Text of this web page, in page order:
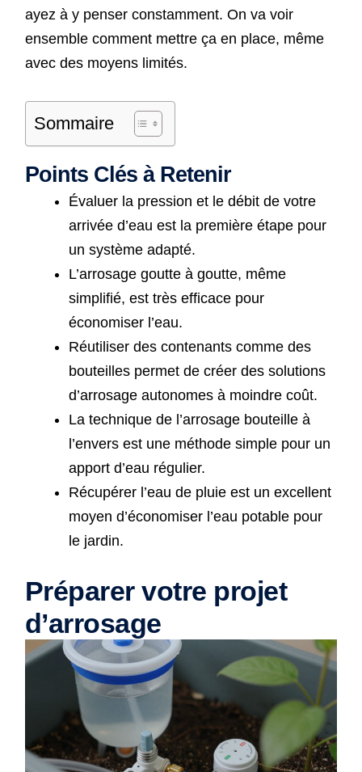
ayez à y penser constamment. On va voir
ensemble comment mettre ça en place, même
avec des moyens limités.
Sommaire
Points Clés à Retenir
Évaluer la pression et le débit de votre
arrivée d’eau est la première étape pour
un système adapté.
L’arrosage goutte à goutte, même
simplifié, est très efficace pour
économiser l’eau.
Réutiliser des contenants comme des
bouteilles permet de créer des solutions
d’arrosage autonomes à moindre coût.
La technique de l’arrosage bouteille à
l’envers est une méthode simple pour un
apport d’eau régulier.
Récupérer l’eau de pluie est un excellent
moyen d’économiser l’eau potable pour
le jardin.
Préparer votre projet
d’arrosage